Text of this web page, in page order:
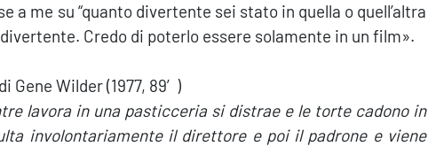
a me su “quanto divertente sei stato in quella o quell’altra
Credo di poterlo essere solamente in un film».
di Gene Wilder (1977, 89′)
lavora in una pasticceria si distrae e le torte cadono in
involontariamente il direttore e poi il padrone e viene